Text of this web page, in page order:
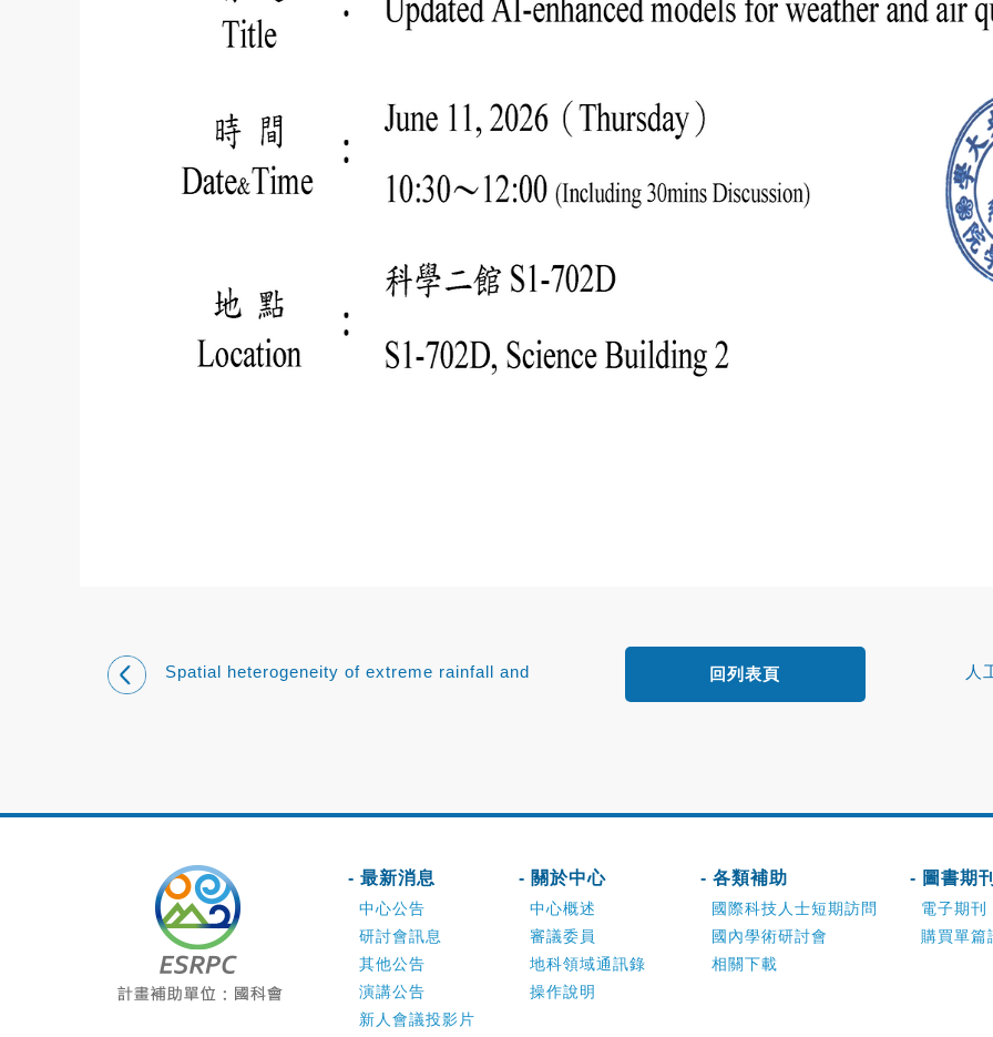
Spatial heterogeneity of extreme rainfall and
人
回列表頁
- 最新消息
中心公告
研討會訊息
其他公告
演講公告
新人會議投影片
- 關於中心
中心概述
審議委員
地科領域通訊錄
操作說明
- 各類補助
國際科技人士短期訪問
國內學術研討會
相關下載
- 圖書期
電子期刊
購買單篇